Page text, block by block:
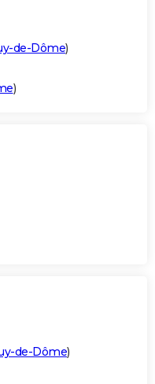
de-Dôme)
)
de-Dôme)